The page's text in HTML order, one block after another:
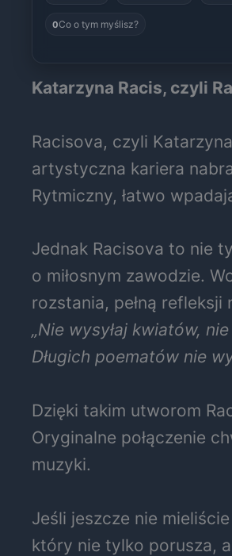
0Co o tym myślisz?
Katarzyna Racis, czyli
Racisova, czyli
artystyczna kariera
Rytmiczny, łatwo
Jednak Racisova to nie
o miłosnym zawodzie.
rozstania, pełną
„Nie wysyłaj kwiatów,
Długich poematów nie
Dzięki takim utworom
Oryginalne połączenie
muzyki.
Jeśli jeszcze nie
który nie tylko porusza,